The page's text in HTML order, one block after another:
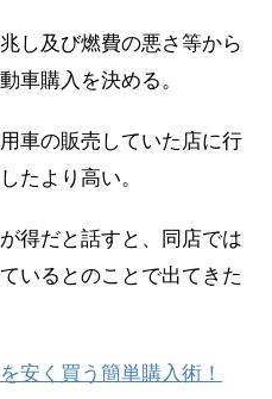
し及び燃費の悪さ等から
車購入を決める。
車の販売していた店に行
たより高い。
得だと話すと、同店では
いるとのことで出てきた
安く買う簡単購入術！